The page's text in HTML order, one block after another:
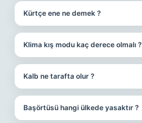
Kürtçe ene ne demek ?
Klima kış modu kaç derece olmalı ?
Kalb ne tarafta olur ?
Başörtüsü hangi ülkede yasaktır ?